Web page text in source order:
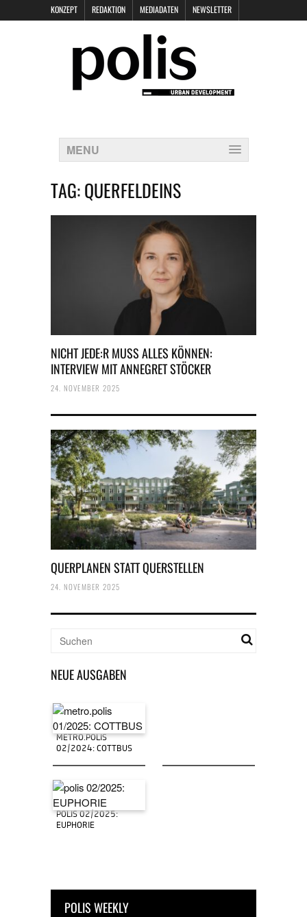
KONZEPT REDAKTION MEDIADATEN NEWSLETTER
DATENSCHUTZ
MENU
TAG:QUERFELDEINS
NICHT JEDE:R MUSS ALLES KÖNNEN:
INTERVIEW MIT ANNEGRET STÖCKER
24. NOVEMBER 2025
QUERPLANEN STATT QUERSTELLEN
24. NOVEMBER 2025
NEUE AUSGABEN
METRO.POLIS
02/2024: COTTBUS
POLIS 02/2025:
EUPHORIE
POLIS WEEKLY